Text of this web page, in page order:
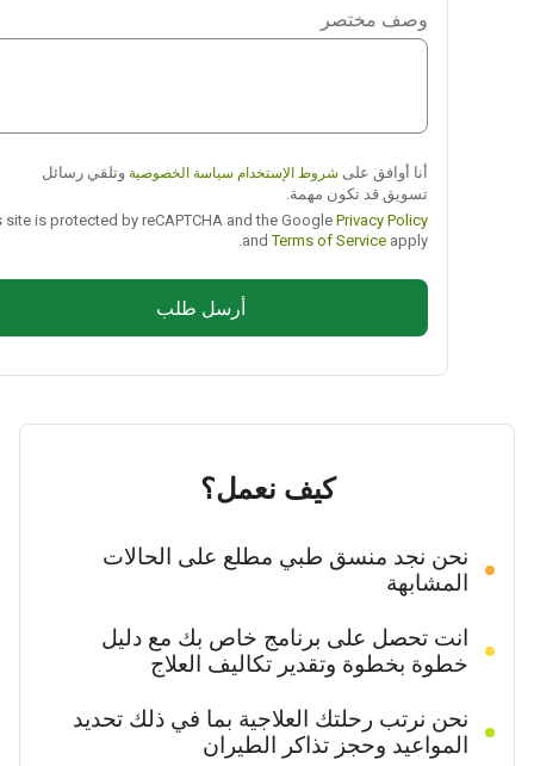
Telegram
وصف مختصر
أنا أوافق علىشروط الإستخدام سياسة الخصوصيةوتلقي رسائل
تسويق قد تكون مهمة.
This site is protected by reCAPTCHA and the Google Privacy Policy
andTerms of Service
أرسل طلب
كيف نعمل؟
نحن نجد منسق طبي مطلع على الحالات
المشابهة
انت تحصل على برنامج خاص بك مع دليل
خطوة بخطوة وتقدير تكاليف العلاج
نحن نرتب رحلتك العلاجية بما في ذلك تحديد
المواعيد وحجز تذاكر الطيران